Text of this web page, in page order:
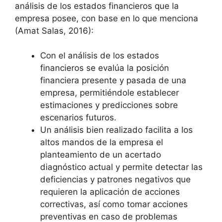
análisis de los estados financieros que la
empresa posee, con base en lo que menciona
(Amat Salas, 2016):
Con el análisis de los estados
financieros se evalúa la posición
financiera presente y pasada de una
empresa, permitiéndole establecer
estimaciones y predicciones sobre
escenarios futuros.
Un análisis bien realizado facilita a los
altos mandos de la empresa el
planteamiento de un acertado
diagnóstico actual y permite detectar las
deficiencias y patrones negativos que
requieren la aplicación de acciones
correctivas, así como tomar acciones
preventivas en caso de problemas